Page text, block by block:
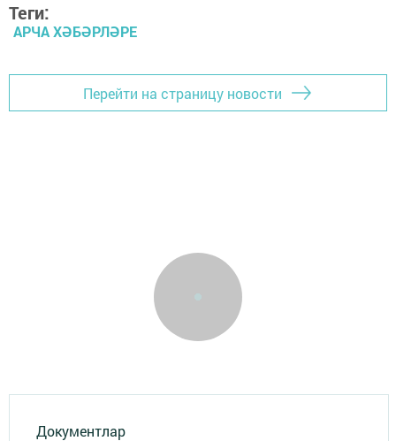
Теги:
АРЧА ХӘБӘРЛӘРЕ
Перейти на страницу новости
Документлар